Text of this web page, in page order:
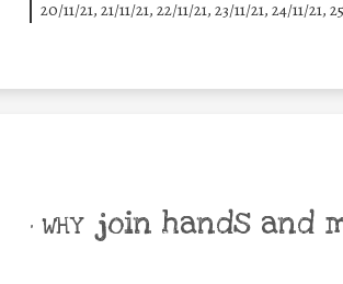
20/11/21, 21/11/21, 22/11/21, 23/11/21, 24/11/21,
• WHY join hands and